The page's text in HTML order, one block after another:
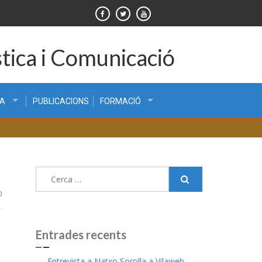
i Comunicació
PUBLICACIONS FORMACIÓ
Entrades recents